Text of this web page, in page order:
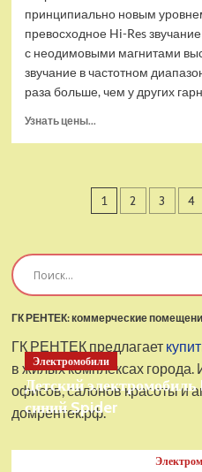
принципиально новым
превосходное Hi-Res
с неодимовыми магнитами
звучание в частотном
раза больше, чем у других
Узнать цены...
наушники
Arctis
1 2 3 4
ГК РЕНТЕК: коммерческие
ГК РЕНТЕК предлагает
в жилых комплексах города.
офисов, салонов красоты и
домрентек.рф.
Электромобили
Детский
синий Spider